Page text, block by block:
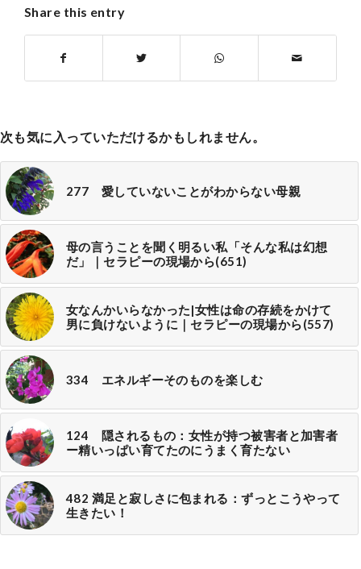
Share this entry
次も気に入っていただけるかもしれません。
277 愛していないことがわからない母親
母の言うことを聞く明るい私「そんな私は幻想
だ」｜セラピーの現場から(651)
女なんかいらなかった|女性は命の存続をかけて
男に負けないように｜セラピーの現場から(557)
334 エネルギーそのものを楽しむ
124 隠されるもの：女性が持つ被害者と加害者
ー精いっぱい育てたのにうまく育たない
482 満足と寂しさに包まれる：ずっとこうやって
生きたい！